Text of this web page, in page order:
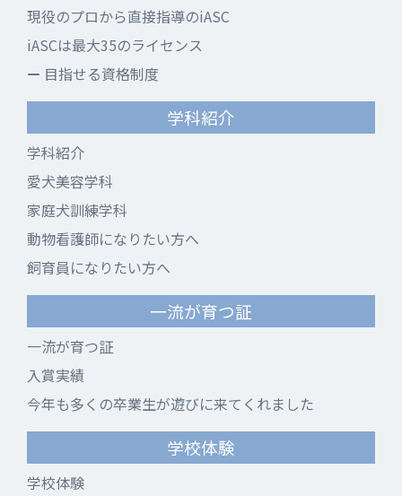
現役のプロから直接指導のiASC
iASCは最大35のライセンス
目指せる資格制度
学科紹介
学科紹介
愛犬美容学科
家庭犬訓練学科
動物看護師になりたい方へ
飼育員になりたい方へ
一流が育つ証
一流が育つ証
入賞実績
今年も多くの卒業生が遊びに来てくれました
学校体験
学校体験